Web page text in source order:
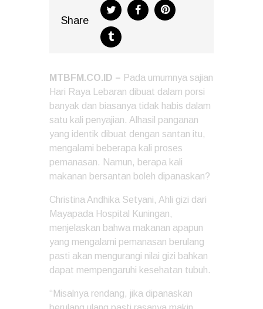
Share
MTBFM.CO.ID – Pada umumnya sajian
Hari Raya Lebaran dibuat dalam porsi
banyak dan biasanya tidak habis dalam
satu kali penyajian. Alhasil panganan
yang identik dibuat dengan santan itu,
mengalami beberapa kali proses
pemanasan. Namun, berapa kali
makanan bersantan boleh dipanaskan?
Christina Andhika Setyani, Ahli gizi dari
Mayapada Hospital Kuningan,
menjelaskan bahwa makanan apapun
yang mengalami pemanasan berulang
pasti akan mengurangi nilai gizi bahkan
dapat mempengaruhi kesehatan tubuh.
“Misalnya rendang, jika dipanaskan